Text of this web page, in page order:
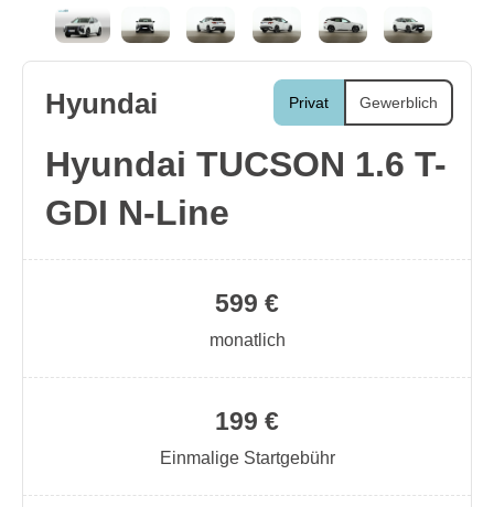
Privat Gewerblich
Hyundai
Hyundai TUCSON 1.6 T-
GDI N-Line
199 €
Einmalige Startgebühr
599 €
monatlich